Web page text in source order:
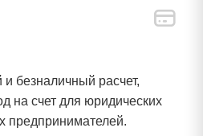
безналичный расчет,
на счет для юридических
предпринимателей.